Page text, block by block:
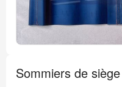
début
de
Sommiers de